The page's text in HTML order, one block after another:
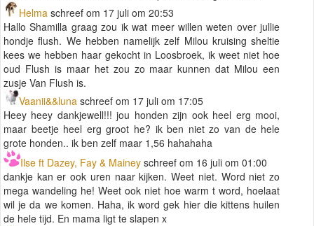
Helma schreef om 17 juli om 20:53
Hallo Shamilla graag zou ik wat meer willen weten over jullie
hondje flush. We hebben namelijk zelf Milou kruising sheltie
kees we hebben haar gekocht in Loosbroek, ik weet niet hoe
oud Flush is maar het zou zo maar kunnen dat Milou een
zusje Van Flush is.
Vaanii&&luna schreef om 17 juli om 17:05
Heey heey dankjewell!!! jou honden zijn ook heel erg mooi,
maar beetje heel erg groot he? ik ben niet zo van de hele
grote honden.. ik ben zelf maar 1,56 hahahaha
Ilse ft Dazey, Fay & Mainey schreef om 16 juli om 01:00
dankje kan er ook uren naar kijken. Weet niet. Word niet zo
mega wandeling he! Weet ook niet hoe warm t word, hoelaat
wil je da we komen. Haha, ik word gek hier die kittens huilen
de hele tijd. En mama ligt te slapen x